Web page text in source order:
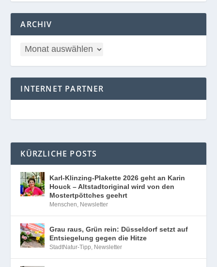
ARCHIV
INTERNET PARTNER
KÜRZLICHE POSTS
Karl-Klinzing-Plakette 2026 geht an Karin
Houck – Altstadtoriginal wird von den
Mostertpöttches geehrt
Menschen Newsletter
Grau raus, Grün rein: Düsseldorf setzt auf
Entsiegelung gegen die Hitze
StadtNatur-Tipp Newsletter